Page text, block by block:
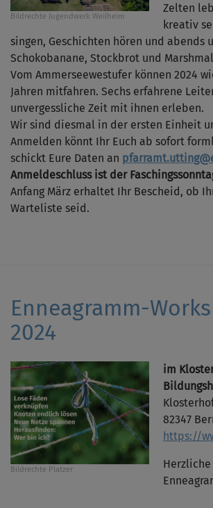
Bildrechte Jugendwerk Weilheim
Zelten
kreativ
singen, Geschichten hören und
Schokobanane, Stockbrot und
Vom Ammerseewestufer können 2024
Jahren mitfahren. Sechs erfahrene
unvergessliche Zeit mit ihnen erleben.
Wir sind diesmal in der ersten Einheit
Anmelden könnt Ihr Euch ab sofort
schickt Eure Daten an
Anmeldeschluss ist der
Anfang März erhaltet Ihr Bescheid, ob
Warteliste seid.
Enneagramm-
2024
Bildrechte Platzer
im
82347
https://